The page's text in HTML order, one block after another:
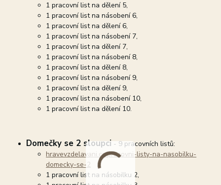
1 pracovní list na dělení 5,
1 pracovní list na násobení 6,
1 pracovní list na dělení 6,
1 pracovní list na násobení 7,
1 pracovní list na dělení 7,
1 pracovní list na násobení 8,
1 pracovní list na dělení 8,
1 pracovní list na násobení 9,
1 pracovní list na dělení 9,
1 pracovní list na násobení 10,
1 pracovní list na dělení 10.
Domečky se 2 sloupci - 9 pracovních listů:
hravevzdelavani.cz/pracovni-listy-na-nasobilku-
domecky-se-2
1 pracovní list na násobilku 2,